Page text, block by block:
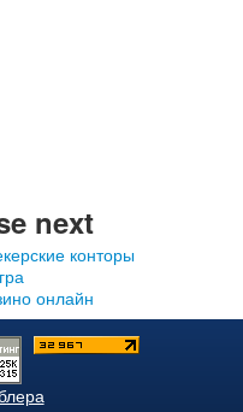
next
конторы
онлайн